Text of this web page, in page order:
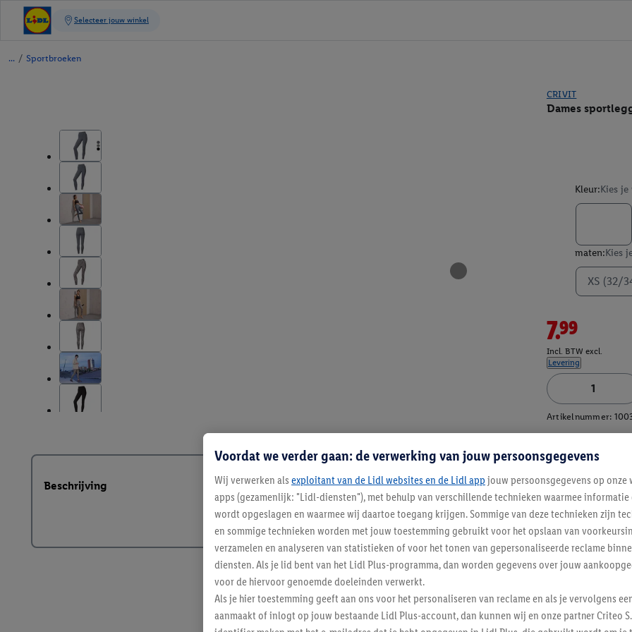
/ Sportbroeken
CRIVIT
Dames
Kleur:Kies
maten:Kies
XS (32/
7.99
Incl. BTW excl.
Levering
Artikelnummer:
Beschrijving
Voordat we verder gaan: de verwerking van jouw persoonsgegevens
Wij verwerken als exploitant van de Lidl websites en de Lidl app jouw persoonsgegevens op onze
apps (gezamenlijk: "Lidl-diensten"), met behulp van verschillende technieken waarmee
wordt opgeslagen en waarmee wij daartoe toegang krijgen. Sommige van deze technieken zijn
en sommige technieken worden met jouw toestemming gebruikt voor het opslaan van
verzamelen en analyseren van statistieken of voor het tonen van gepersonaliseerde reclame
diensten. Als je lid bent van het Lidl Plus-programma, dan worden gegevens over jouw
voor de hiervoor genoemde doeleinden verwerkt.
Als je hier toestemming geeft aan ons voor het personaliseren van reclame en als je vervolgens
aanmaakt of inlogt op jouw bestaande Lidl Plus-account, dan kunnen wij en onze partner Criteo